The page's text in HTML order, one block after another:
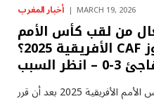
أخبار المغرب MARCH 19, 2026
من لقب كأس الأمم
الأفريقية 2025؟ CAF يمنح المغرب الفوز
انظر السبب
تم تجريد السنغال من لقب كأس الأمم الأفريقية 2025 بعد أن قرر